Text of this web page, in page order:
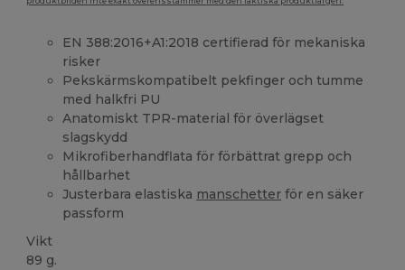
EN 388:2016+A1:2018 certifierad för mekaniska
risker
Pekskärmskompatibelt pekfinger och tumme
med halkfri PU
Anatomiskt TPR-material för överlägset
slagskydd
Mikrofiberhandflata för förbättrat grepp och
hållbarhet
Justerbara elastiska manschetter för en säker
passform
Vikt
89 g.